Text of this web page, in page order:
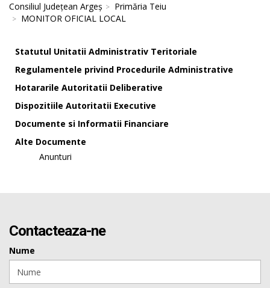
Consiliul Județean Argeș
Primăria Teiu
MONITOR OFICIAL LOCAL
Statutul Unitatii Administrativ Teritoriale
Regulamentele privind Procedurile Administrative
Hotararile Autoritatii Deliberative
Dispozitiile Autoritatii Executive
Documente si Informatii Financiare
Alte Documente
Anunturi
Contacteaza-ne
Nume